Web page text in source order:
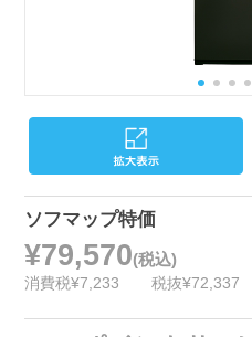
ソフマップ特価
¥79,570(税込)
消費税¥7,233 税抜¥72,337